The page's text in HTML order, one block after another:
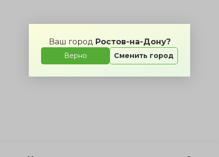
Ваш город Ростов-на-Дону?
Верно Сменить город